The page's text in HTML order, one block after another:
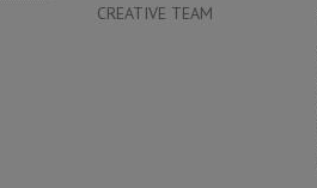
CREATIVE TEAM